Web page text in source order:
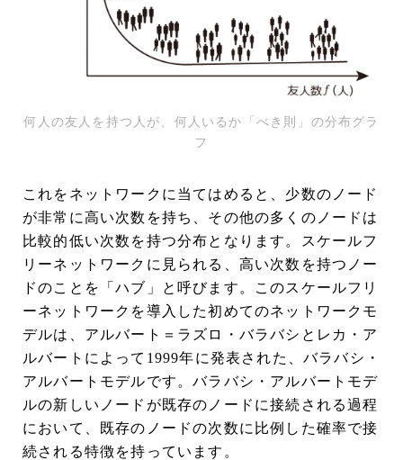
何人の友人を持つ人が、何人いるか「べき則」の分布グラ
フ
これをネットワークに当てはめると、少数のノード
が非常に高い次数を持ち、その他の多くのノードは
比較的低い次数を持つ分布となります。スケールフ
リーネットワークに見られる、高い次数を持つノー
ドのことを「ハブ」と呼びます。このスケールフリ
ーネットワークを導入した初めてのネットワークモ
デルは、アルバート＝ラズロ・バラバシとレカ・ア
ルバートによって1999年に発表された、バラバシ・
アルバートモデルです。バラバシ・アルバートモデ
ルの新しいノードが既存のノードに接続される過程
において、既存のノードの次数に比例した確率で接
続される特徴を持っています。